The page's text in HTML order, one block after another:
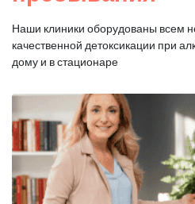
Наши клиники оборудованы всем
качественной детоксикации при
дому и в стационаре